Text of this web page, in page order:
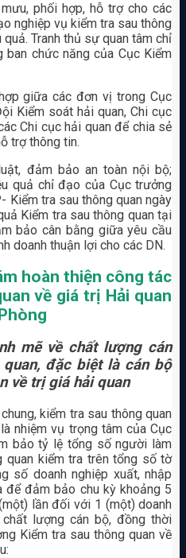
phối hợp, hỗ trợ cho các
nghiệp vụ kiểm tra sau thông
Tranh thủ sự quan tâm chỉ
chức năng của Cục Kiểm
giữa các đơn vị trong Cục
Kiểm soát hải quan, Chi cục
Chi cục hải quan để chia sẻ
trợ thông tin.
đảm bảo an toàn nội bộ;
quả chỉ đạo của Cục trưởng
tra sau thông quan ngày
Kiểm tra sau thông quan tại
bảo cân bằng giữa yêu cầu
doanh thuận lợi cho các DN.
hoàn thiện công tác
về giá trị Hải quan
mẽ về chất lượng cán
đặc biệt là cán bộ
về trị giá hải quan
kiểm tra sau thông quan
nhiệm vụ trọng tâm của Cục
bảo tỷ lệ tổng số người làm
quan kiểm tra trên tổng số tờ
số doanh nghiệp xuất, nhập
để đảm bảo chu kỳ khoảng 5
lần đối với 1 (một) doanh
lượng cán bộ, đồng thời
Kiểm tra sau thông quan về